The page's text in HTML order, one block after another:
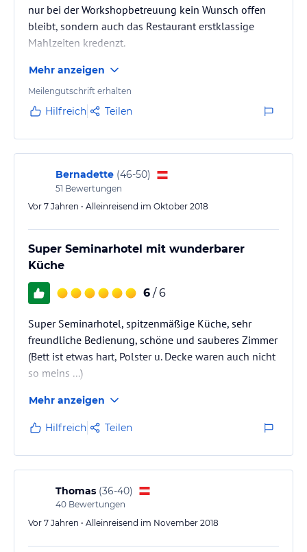
nur bei der Workshopbetreuung kein Wunsch offen
bleibt, sondern auch das Restaurant erstklassige
Mahlzeiten kredenzt.
Mehr anzeigen
Meilengutschrift erhalten
Hilfreich Teilen
Bernadette (46-50)
51 Bewertungen
Vor 7 Jahren • Alleinreisend im Oktober 2018
Super Seminarhotel mit wunderbarer
Küche
6 / 6
Super Seminarhotel, spitzenmäßige Küche, sehr
freundliche Bedienung, schöne und sauberes Zimmer
(Bett ist etwas hart, Polster u. Decke waren auch nicht
so meins ...)
Mehr anzeigen
Hilfreich Teilen
Thomas (36-40)
40 Bewertungen
Vor 7 Jahren • Alleinreisend im November 2018